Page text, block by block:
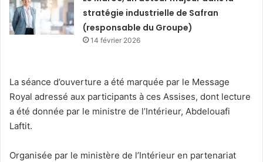
stratégie industrielle de Safran
(responsable du Groupe)
14 février 2026
La séance d’ouverture a été marquée par le Message
Royal adressé aux participants à ces Assises, dont lecture
a été donnée par le ministre de l’Intérieur, Abdelouafi
Laftit.
Organisée par le ministère de l’Intérieur en partenariat